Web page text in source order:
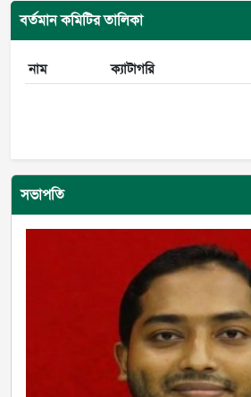
বর্তমান কমিটির তালিকা
নাম ক্যাটাগরি
সভাপতি